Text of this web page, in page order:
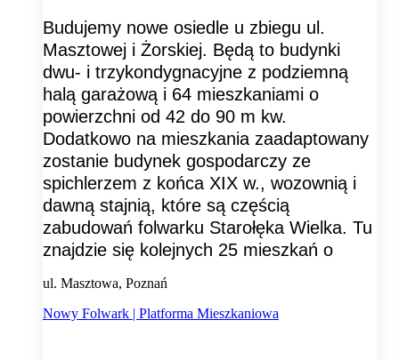
Budujemy nowe osiedle u zbiegu ul.
Masztowej i Żorskiej. Będą to budynki
dwu- i trzykondygnacyjne z podziemną
halą garażową i 64 mieszkaniami o
powierzchni od 42 do 90 m kw.
Dodatkowo na mieszkania zaadaptowany
zostanie budynek gospodarczy ze
spichlerzem z końca XIX w., wozownią i
dawną stajnią, które są częścią
zabudowań folwarku Starołęka Wielka. Tu
znajdzie się kolejnych 25 mieszkań o
ul. Masztowa, Poznań
Nowy Folwark | Platforma Mieszkaniowa